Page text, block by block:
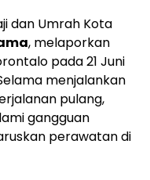
dan Umrah Kota
, melaporkan
pada 21 Juni
menjalankan
pulang,
gangguan
perawatan di